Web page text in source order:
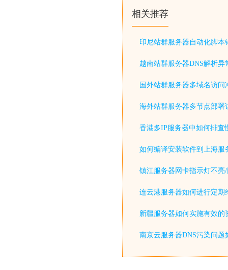
相关推荐
印尼站群服务器自动化脚本
越南站群服务器DNS解析异
国外站群服务器多域名访问
海外站群服务器多节点部署
香港多IP服务器中如何排查
如何编译安装软件到上海服
镇江服务器网卡指示灯不亮
连云港服务器如何进行定期
新疆服务器如何实施有效的
南京云服务器DNS污染问题